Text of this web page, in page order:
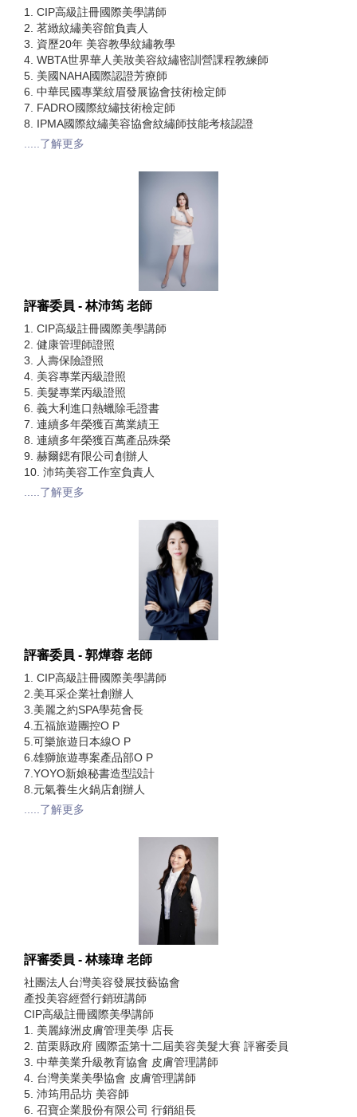
1. CIP高級註冊國際美學講師
2. 茗緻紋繡美容館負責人
3. 資歷20年 美容教學紋繡教學
4. WBTA世界華人美妝美容紋繡密訓營課程教練師
5. 美國NAHA國際認證芳療師
6. 中華民國專業紋眉發展協會技術檢定師
7. FADRO國際紋繡技術檢定師
8. IPMA國際紋繡美容協會紋繡師技能考核認證
.....了解更多
評審委員 - 林沛筠 老師
1. CIP高級註冊國際美學講師
2. 健康管理師證照
3. 人壽保險證照
4. 美容專業丙級證照
5. 美髮專業丙級證照
6. 義大利進口熱蠟除毛證書
7. 連續多年榮獲百萬業績王
8. 連續多年榮獲百萬產品殊榮
9. 赫爾鍶有限公司創辦人
10. 沛筠美容工作室負責人
.....了解更多
評審委員 - 郭燁蓉 老師
1. CIP高級註冊國際美學講師
2.美耳采企業社創辦人
3.美麗之約SPA學苑會長
4.五福旅遊團控O P
5.可樂旅遊日本線O P
6.雄獅旅遊專案產品部O P
7.YOYO新娘秘書造型設計
8.元氣養生火鍋店創辦人
.....了解更多
評審委員 - 林臻瑋 老師
社團法人台灣美容發展技藝協會
產投美容經營行銷班講師
CIP高級註冊國際美學講師
1. 美麗綠洲皮膚管理美學 店長
2. 苗栗縣政府 國際盃第十二屆美容美髮大賽 評審委員
3. 中華美業升級教育協會 皮膚管理講師
4. 台灣美業美學協會 皮膚管理講師
5. 沛筠用品坊 美容師
6. 召寶企業股份有限公司 行銷組長